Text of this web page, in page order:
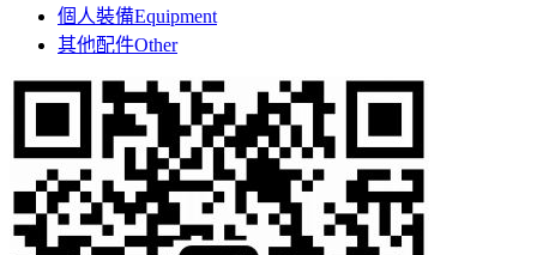
個人裝備Equipment
其他配件Other